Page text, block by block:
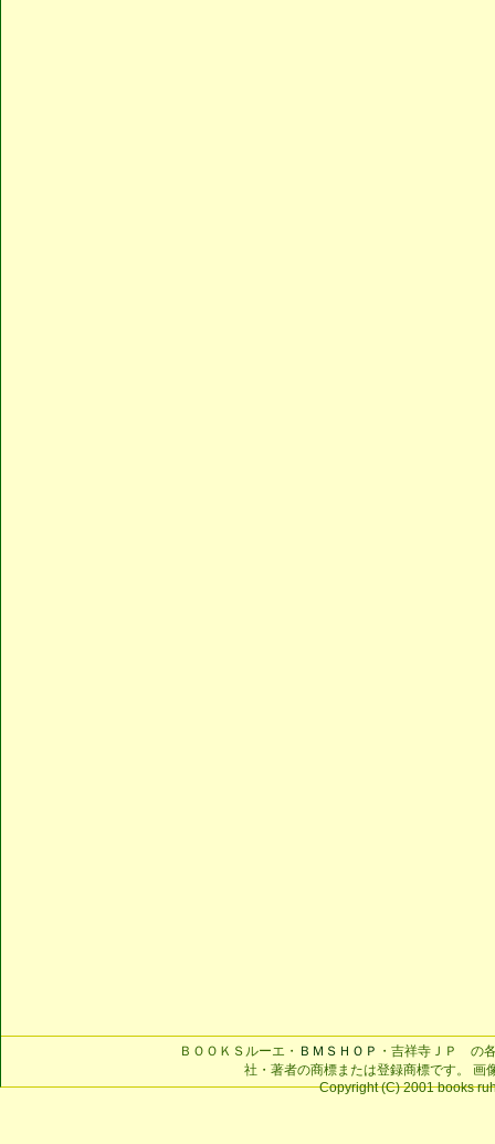
ＢＯＯＫＳルーエ・ ＢＭＳＨＯＰ ・吉祥寺ＪＰ の
社・著者の商標または登録商標です。 画
Copyright (C) 2001 books